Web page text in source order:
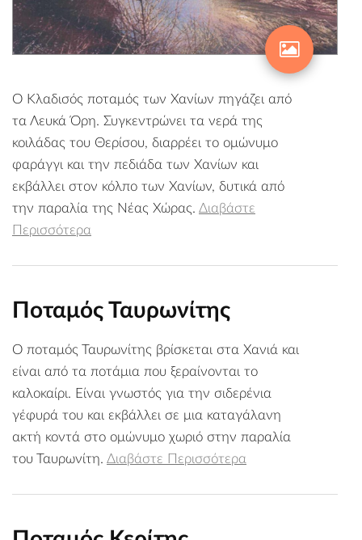
Ο Κλαδισός ποταμός των Χανίων πηγάζει από
τα Λευκά Όρη. Συγκεντρώνει τα νερά της
κοιλάδας του Θερίσου, διαρρέει το ομώνυμο
φαράγγι και την πεδιάδα των Χανίων και
εκβάλλει στον κόλπο των Χανίων, δυτικά από
την παραλία της Νέας Χώρας. Διαβάστε
Περισσότερα
Ποταμός Ταυρωνίτης
Ο ποταμός Ταυρωνίτης βρίσκεται στα Χανιά και
είναι από τα ποτάμια που ξεραίνονται το
καλοκαίρι. Είναι γνωστός για την σιδερένια
γέφυρά του και εκβάλλει σε μια καταγάλανη
ακτή κοντά στο ομώνυμο χωριό στην παραλία
του Ταυρωνίτη. Διαβάστε Περισσότερα